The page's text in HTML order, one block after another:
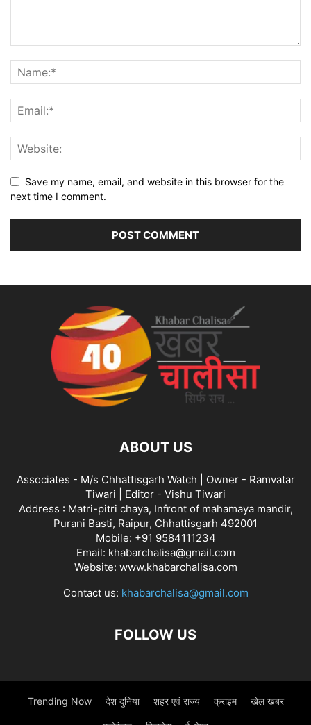
Save my name, email, and website in this browser for the
next time I comment.
ABOUT US
Associates - M/s Chhattisgarh Watch | Owner - Ramvatar
Tiwari | Editor - Vishu Tiwari
Address : Matri-pitri chaya, Infront of mahamaya mandir,
Purani Basti, Raipur, Chhattisgarh 492001
Mobile: +91 9584111234
Email: khabarchalisa@gmail.com
Website: www.khabarchalisa.com
Contact us: khabarchalisa@gmail.com
FOLLOW US
Trending Now देश दुनिया शहर एवं राज्य क्राइम खेल खबर